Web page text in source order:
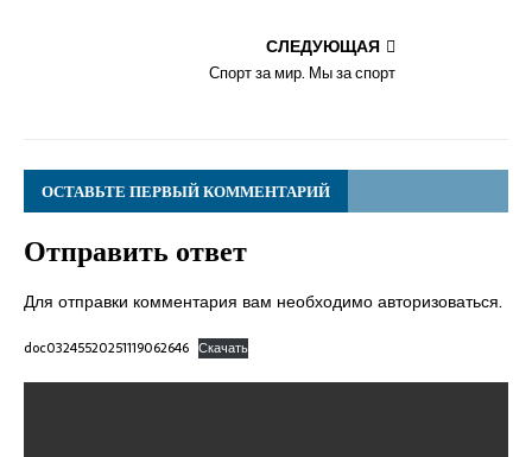
СЛЕДУЮЩАЯ
Спорт за мир. Мы за спорт
ОСТАВЬТЕ ПЕРВЫЙ КОММЕНТАРИЙ
Отправить ответ
Для отправки комментария вам необходимоавторизоваться.
doc03245520251119062646 Скачать